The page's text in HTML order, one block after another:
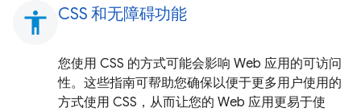
accessibility CSS 和无障碍功能
您使用 CSS 的方式可能会影响 Web 应用的可访问
性。这些指南可帮助您确保以便于更多用户使用的
方式使用 CSS，从而让您的 Web 应用更易于使